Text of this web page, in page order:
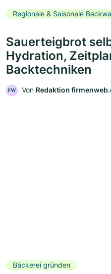
Regionale & Saisonale
Sauerteigbrot
Hydration,
Backtechniken
FW Von Redaktion
Bäckerei gründen